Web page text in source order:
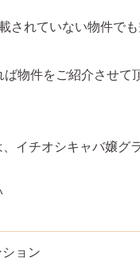
されていない物件で
物件をご紹介させて
イチオシキャバ嬢グ
ョン